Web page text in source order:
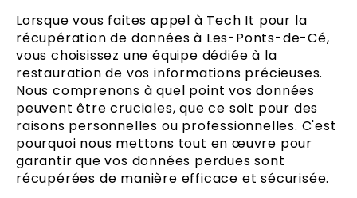
Lorsque vous faites appel à Tech It pour la
récupération de données à Les-Ponts-de-Cé,
vous choisissez une équipe dédiée à la
restauration de vos informations précieuses.
Nous comprenons à quel point vos données
peuvent être cruciales, que ce soit pour des
raisons personnelles ou professionnelles. C'est
pourquoi nous mettons tout en œuvre pour
garantir que vos données perdues sont
récupérées de manière efficace et sécurisée.